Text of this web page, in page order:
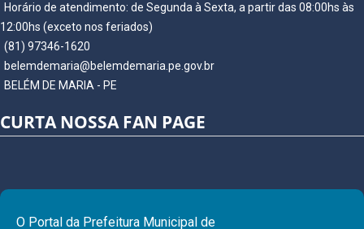
Horário de atendimento: de Segunda à Sexta, a partir das 08:00hs às
12:00hs (exceto nos feriados)
(81) 97346-1620
belemdemaria@belemdemaria.pe.gov.br
BELÉM DE MARIA - PE
CURTA NOSSA FAN PAGE
O Portal da Prefeitura Municipal de